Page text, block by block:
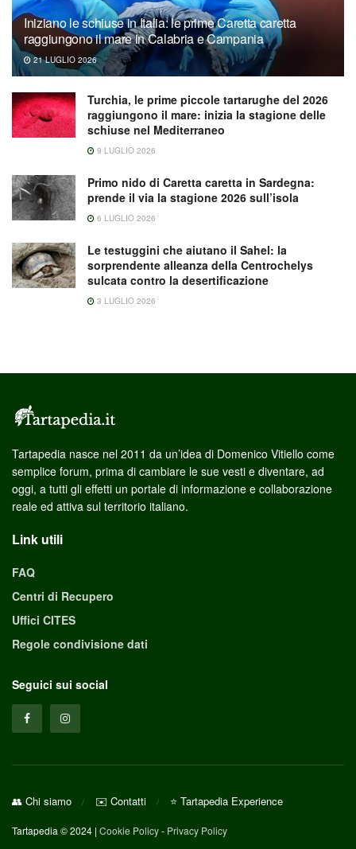
Iniziano le schiuse in Italia: le prime Caretta caretta
raggiungono il mare in Calabria e Campania
21 LUGLIO 2026
Turchia, le prime piccole tartarughe del 2026
raggiungono il mare: inizia la stagione delle
schiuse nel Mediterraneo
9 LUGLIO 2026
Primo nido di Caretta caretta in Sardegna:
prende il via la stagione 2026 sull’isola
6 LUGLIO 2026
Le testuggini che aiutano il Sahel: la
sorprendente alleanza della Centrochelys
sulcata contro la desertificazione
3 LUGLIO 2026
Tartapedia nasce nel 2011 da un’idea di Domenico Vitiello come
semplice forum, prima di cambiare le sue vesti e diventare, ad
oggi, a tutti gli effetti un portale di informazione e collaborazione
reale ed attiva sul territorio italiano.
Link utili
FAQ
Centri di Recupero
Uffici CITES
Regole condivisione dati
Seguici sui social
👥 Chi siamo ✉️ Contatti ⭐ Tartapedia Experience
Tartapedia © 2024 | Cookie Policy- Privacy Policy